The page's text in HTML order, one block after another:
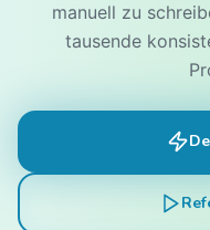
manuell zu
tausende